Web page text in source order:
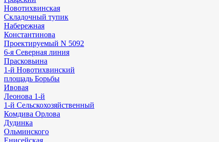
Новотихвинская
Складочный тупик
Набережная
Константинова
Проектируемый N 5092
6-я Северная линия
Прасковьина
1-й Новотихвинский
площадь Борьбы
Ивовая
Леонова 1-й
1-й Сельскохозяйственный
Комдива Орлова
Дудинка
Ольминского
Енисейская